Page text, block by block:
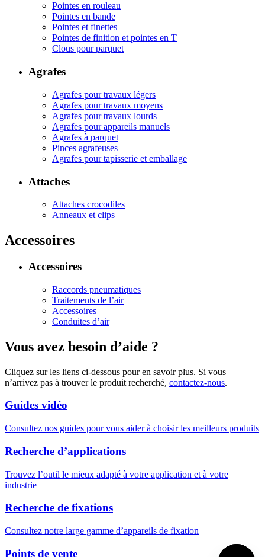
Pointes en rouleau
Pointes en bande
Pointes et finettes
Pointes de finition et pointes en T
Clous pour parquet
Agrafes
Agrafes pour travaux légers
Agrafes pour travaux moyens
Agrafes pour travaux lourds
Agrafes pour appareils manuels
Agrafes à parquet
Pinces agrafeuses
Agrafes pour tapisserie et emballage
Attaches
Attaches crocodiles
Anneaux et clips
Accessoires
Accessoires
Raccords pneumatiques
Traitements de l’air
Accessoires
Conduites d’air
Vous avez besoin d’aide ?
Cliquez sur les liens ci-dessous pour en savoir plus. Si vous
n’arrivez pas à trouver le produit recherché, contactez-nous.
Guides vidéo
Consultez nos guides pour vous aider à choisir les meilleurs produits
Recherche d’applications
Trouvez l’outil le mieux adapté à votre application et à votre
industrie
Recherche de fixations
Consultez notre large gamme d’appareils de fixation
Points de vente